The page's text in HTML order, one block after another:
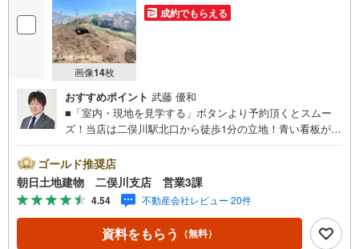
を
存
す
る
画像14枚
成約でもらえる
おすすめポイント 武藤 優和
■「室内・現地を見学する」ボタンより予約頂くとスムー
ズ！当店は二俣川駅北口から徒歩1分の立地！青い看板が目
ーナーなど、お子様にも退屈せずにお過ごし頂けます。■
テレワークで作業効率のUP化オウチ時間で人生を豊かにす
るためにONとOFFを切り替えて、家族との時間も増えて幸
せマイホームを！■ 住宅ローンのご相談承ります。■住まい
選びはフィーリングも大切です。現地の空気や雰囲気を感
じてみましょう。営業スタッフまでお問合せくださいま
ゴールド推奨店
朝日土地建物 二俣川支店 営業3課
4.54 不動産会社レビュー 20件
資料をもらう （無料）